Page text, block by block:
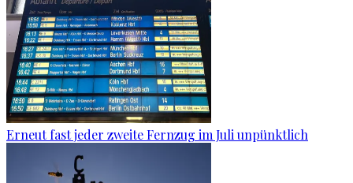
Erneut fast jeder zweite Fernzug im Juli unpünktlich